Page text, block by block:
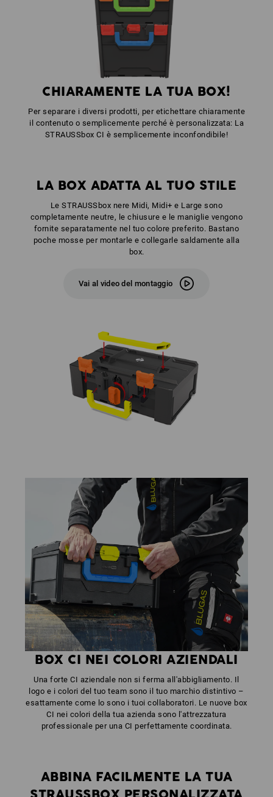
CHIARAMENTE LA TUA BOX!
Per separare i diversi prodotti, per etichettare chiaramente
il contenuto o semplicemente perché è personalizzata: La
STRAUSSbox CI è semplicemente inconfondibile!
LA BOX ADATTA AL TUO STILE
Le STRAUSSbox nere Midi, Midi+ e Large sono
completamente neutre, le chiusure e le maniglie vengono
fornite separatamente nel tuo colore preferito. Bastano
poche mosse per montarle e collegarle saldamente alla
box.
Vai al video del montaggio
BOX CI NEI COLORI AZIENDALI
Una forte CI aziendale non si ferma all'abbigliamento. Il
logo e i colori del tuo team sono il tuo marchio distintivo –
esattamente come lo sono i tuoi collaboratori. Le nuove box
CI nei colori della tua azienda sono l'attrezzatura
professionale per una CI perfettamente coordinata.
ABBINA FACILMENTE LA TUA